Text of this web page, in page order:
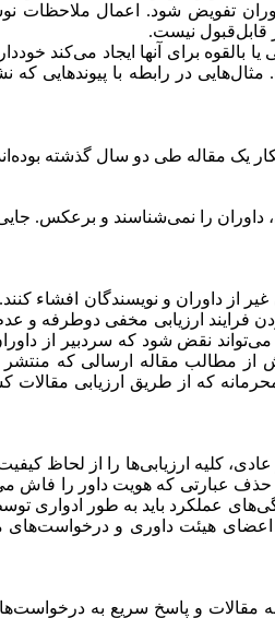
تفویض شود. اعمال ملاحظات
قابل‌قبول نیست.
بالقوه برای آنها ایجاد می‌کند
در رابطه با پیوندهایی که
داوران را نمی‌شناسند و برعکس.
از داوران و نویسندگان افشاء
فرایند ارزیابی مخفی دوطرفه
نقض شود که سردبیر از
از مطالب مقاله ارسالی که
که از طریق ارزیابی مقالات
کلیه ارزیابی‌ها را از لحاظ
عبارتی که هویت داور را فاش
عملکرد باید به طور ادواری
اعضای هیئت داوری و
مقالات و پاسخ سریع به